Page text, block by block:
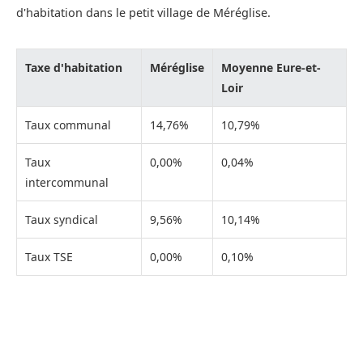
d'habitation dans le petit village de Méréglise.
Taxe d'habitation Méréglise
Moyenne Eure-et-
Loir
Taux communal 14,76% 10,79%
Taux
intercommunal
0,00% 0,04%
Taux syndical 9,56% 10,14%
Taux TSE 0,00% 0,10%